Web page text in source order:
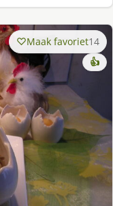
Maak favoriet14
👍